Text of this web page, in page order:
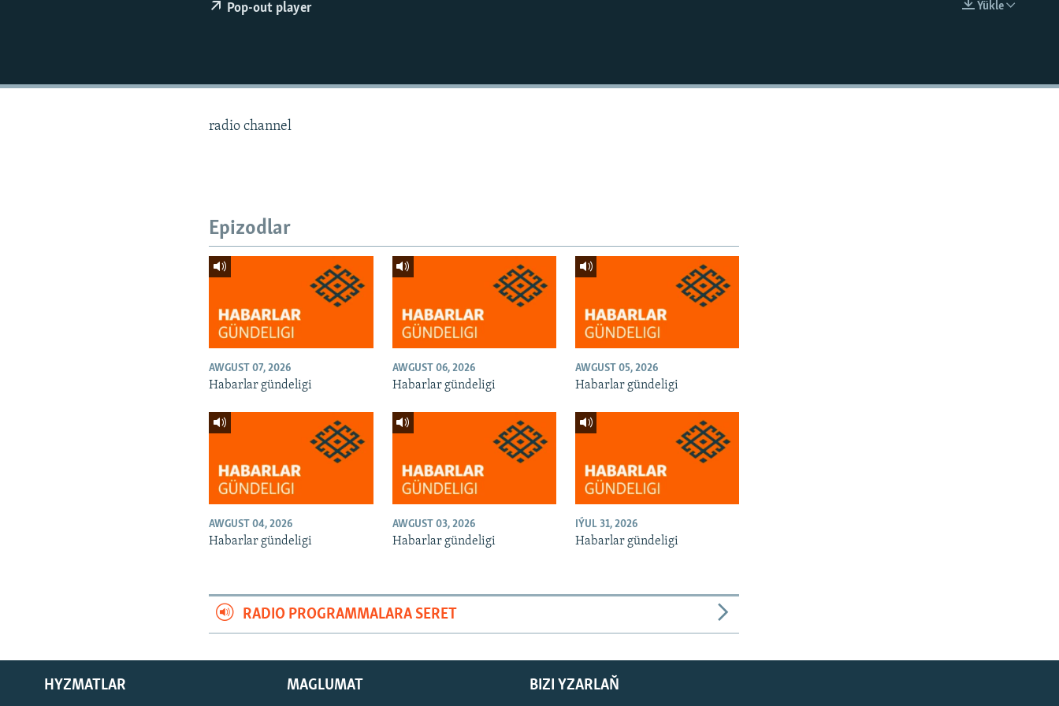
Ýükle
Pop-out player
radio channel
Epizodlar
AWGUST 07, 2026
Habarlar gündeligi
AWGUST 06, 2026
Habarlar gündeligi
AWGUST 05, 2026
Habarlar gündeligi
AWGUST 04, 2026
Habarlar gündeligi
AWGUST 03, 2026
Habarlar gündeligi
IÝUL 31, 2026
Habarlar gündeligi
RADIO PROGRAMMALARA SERET
BIZI YZARLAŇ
HYZMATLAR MAGLUMAT